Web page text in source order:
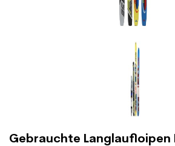
Gebrauchte Langlaufloipen